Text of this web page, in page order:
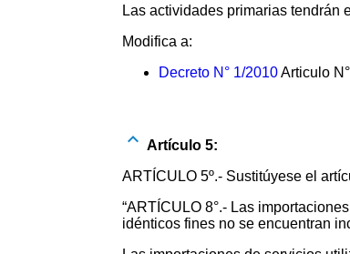
Las actividades primarias tendrán
Modifica a:
Decreto N° 1/2010Articulo
Artículo 5:
ARTÍCULO 5º.- Sustitúyese el
“ARTÍCULO 8°.- Las
idénticos fines no se encuentran